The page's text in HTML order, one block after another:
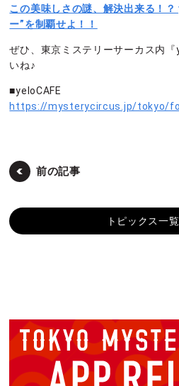
この美味しさの謎、解決出来る！
ー”を制覇せよ！！
ぜひ、東京ミステリーサーカス内『
いね♪
■yeloCAFE
https://mysterycircus.jp/tokyo/
前の記事
トピックス一